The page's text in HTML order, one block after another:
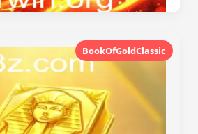
BookOfGoldClassic